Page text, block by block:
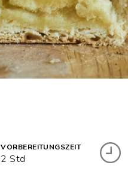
VORBEREITUNGSZEIT
2 Std